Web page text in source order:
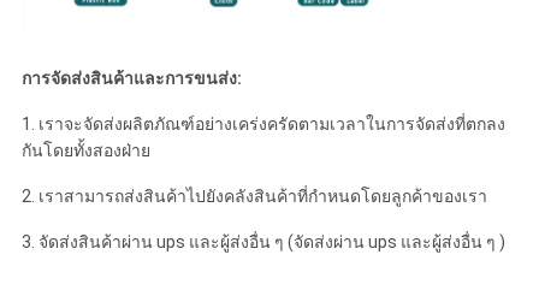
การจัดส่งสินค้าและการขนส่ง:
1. เราจะจัดส่งผลิตภัณฑ์อย่างเคร่งครัดตามเวลาในการจัดส่งที่ตกลง
กันโดยทั้งสองฝ่าย
2. เราสามารถส่งสินค้าไปยังคลังสินค้าที่กำหนดโดยลูกค้าของเรา
3. จัดส่งสินค้าผ่าน ups และผู้ส่งอื่น ๆ (จัดส่งผ่าน ups และผู้ส่งอื่น ๆ )